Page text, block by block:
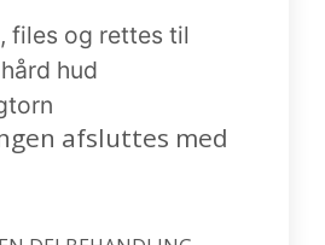
files og rettes til
hud
afsluttes med